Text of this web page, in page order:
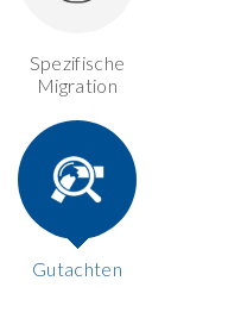
Spezifische
Migration
Gutachten